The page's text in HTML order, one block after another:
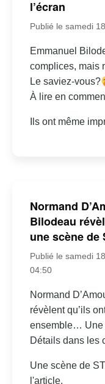
l’écran
Publié le samedi
Emmanuel
complices, mais
Le saviez-vous?
À lire en
Ils ont même
Normand
Bilodeau
une scène de
Publié le samedi
04:50
Normand
révèlent qu’ils
ensemble… Une
Détails dans les
Une scène de
l'article.